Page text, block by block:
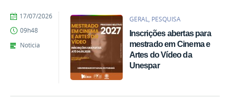
GERAL, PESQUISA
Inscrições abertas para
mestrado em Cinema e
Artes do Vídeo da
Unespar
por
Ligmanovski
publicado
17/07/2026
09h48
Noticia